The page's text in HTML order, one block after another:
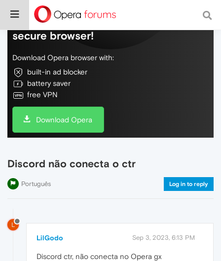
Do more on the web, with a fast and
secure browser!
Download Opera browser with:
built-in ad blocker
battery saver
free VPN
Download Opera
Discord não conecta o ctr
Português Log in to reply
L
LilGodo Sep 3, 2023, 6:13 PM
Discord ctr, não conecta no Opera gx